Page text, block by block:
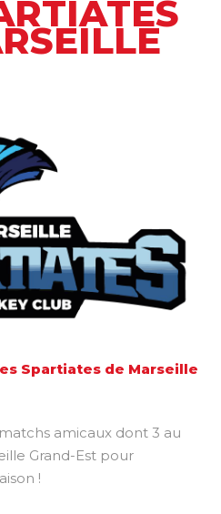
Spartiates de Marseille
amicaux dont 3 au
Grand-Est pour
!